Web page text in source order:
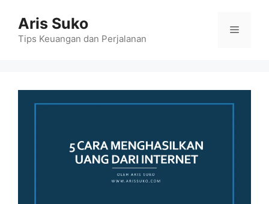
content
Aris Suko
Tips Keuangan dan Perjalanan
Menu